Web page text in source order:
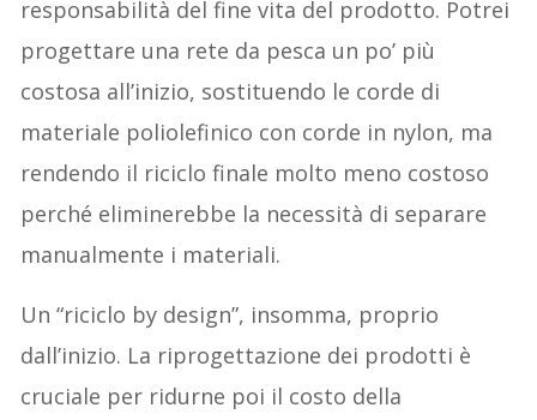
responsabilità del fine vita del prodotto. Potrei
progettare una rete da pesca un po’ più
costosa all’inizio, sostituendo le corde di
materiale poliolefinico con corde in nylon, ma
rendendo il riciclo finale molto meno costoso
perché eliminerebbe la necessità di separare
manualmente i materiali.
Un “riciclo by design”, insomma, proprio
dall’inizio. La riprogettazione dei prodotti è
cruciale per ridurne poi il costo della